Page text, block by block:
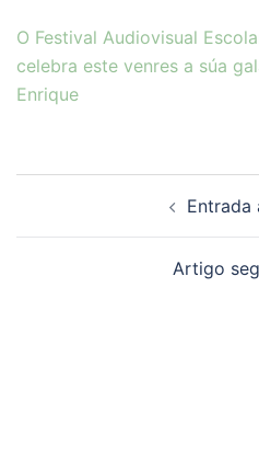
O Festival Audiovisual
celebra este venres a súa
Enrique
Entrada
Artigo